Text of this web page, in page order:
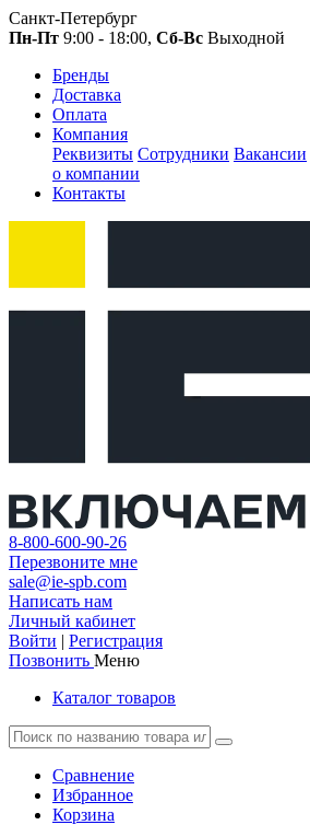
Санкт-Петербург
Пн-Пт 9:00 - 18:00, Сб-Вс Выходной
Бренды
Доставка
Оплата
Компания
Реквизиты Сотрудники Вакансии
о компании
Контакты
8-800-600-90-26
Перезвоните мне
sale@ie-spb.com
Написать нам
Личный кабинет
Войти | Регистрация
Позвонить Меню
Каталог товаров
Сравнение
Избранное
Корзина